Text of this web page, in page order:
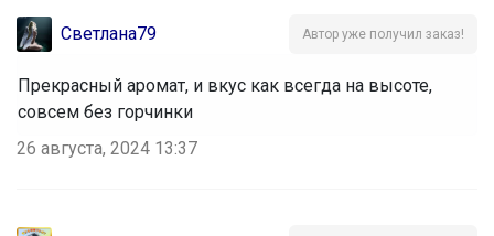
Светлана79 Автор уже получил заказ!
Прекрасный аромат, и вкус как всегда на высоте,
совсем без горчинки
26 августа, 2024 13:37